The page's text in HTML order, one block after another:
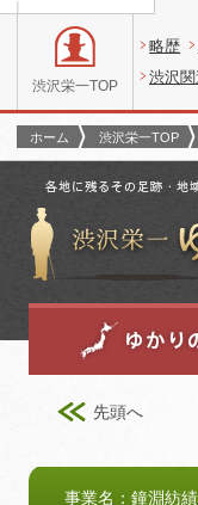
渋沢栄一TOP
略歴
渋沢
ホーム 渋沢栄一TOP
先頭へ
事業名：鐘淵紡